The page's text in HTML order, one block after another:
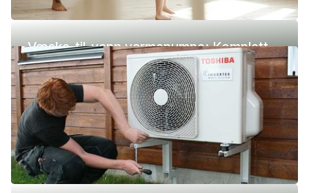
Væske-til-vann varmepumpe: Komplett
guide (pris, fordeler og ulemper)